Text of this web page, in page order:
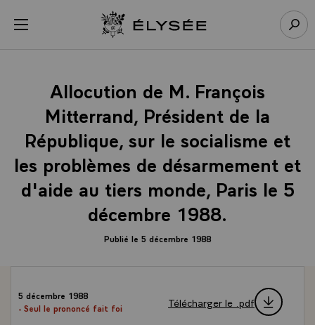
menu Retour à l’accueil Élysée
Allocution de M. François
Mitterrand, Président de la
République, sur le socialisme et
les problèmes de désarmement et
d'aide au tiers monde, Paris le 5
décembre 1988.
Publié le 5 décembre 1988
5 décembre 1988
- Seul le prononcé fait foi
Télécharger le .pdf
Panneau de gestion des cookies